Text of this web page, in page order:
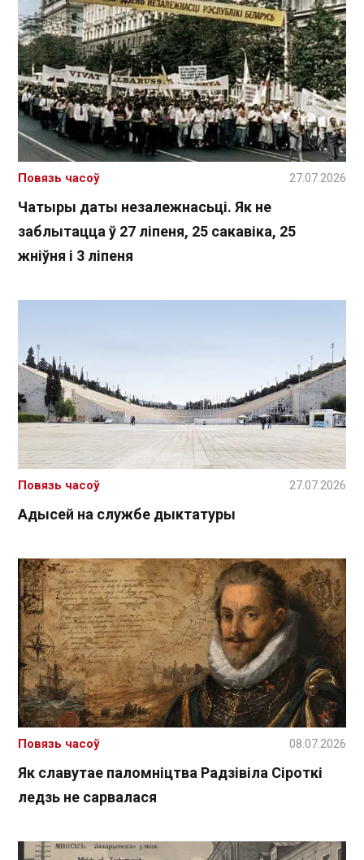
Чатыры даты незалежнасьці. Як не
заблытацца ў 27 ліпеня, 25 сакавіка, 25
жніўня і 3 ліпеня
Повязь часоў 27.07.2026
Адысей на службе дыктатуры
Повязь часоў 27.07.2026
Як славутае паломніцтва Радзівіла Сіроткі
ледзь не сарвалася
Повязь часоў 08.07.2026